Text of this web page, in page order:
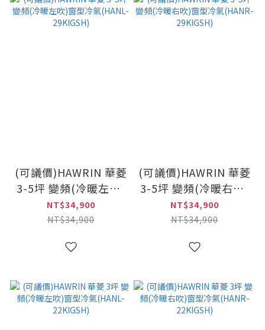
(可議價)HAWRIN 華菱
3-5坪 變頻(冷暖左吹)
窗型冷氣(HANL-
29KIGSH)
NT$34,900
NT$34,900
(可議價)HAWRIN 華菱
3-5坪 變頻(冷暖右吹)
窗型冷氣(HANR-
29KIGSH)
NT$34,900
NT$34,900